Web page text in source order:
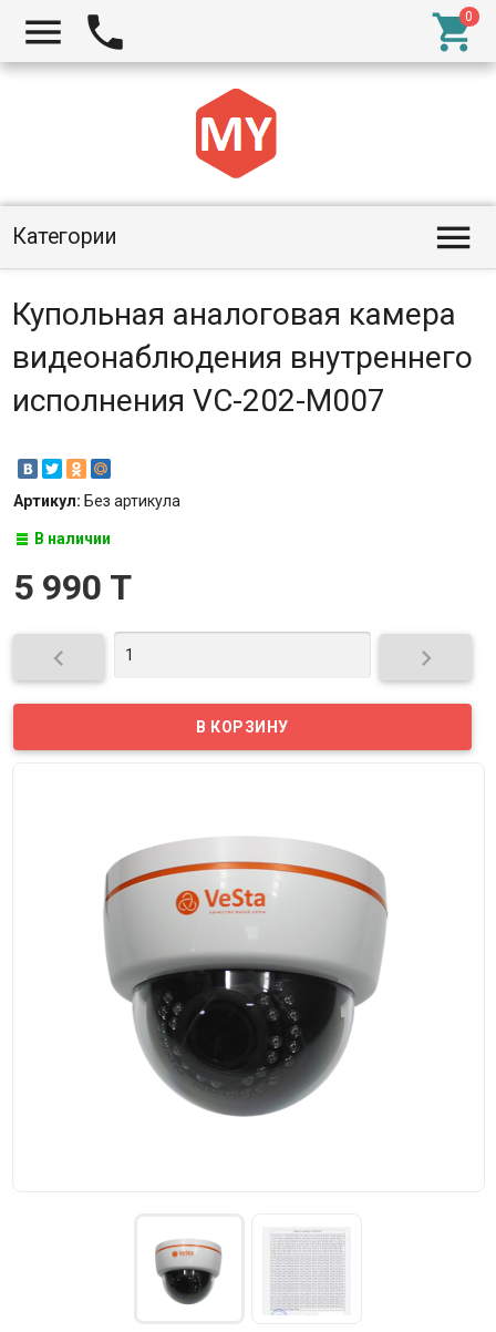
  
Категории 
Купольная аналоговая камера
видеонаблюдения внутреннего
исполнения VC-202-M007
Артикул: Без артикула
В наличии
5 990 T
 